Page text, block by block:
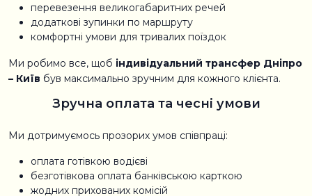
перевезення великогабаритних речей
додаткові зупинки по маршруту
комфортні умови для тривалих поїздок
Ми робимо все, щоб індивідуальний трансфер Дніпро
– Київ був максимально зручним для кожного клієнта.
Зручна оплата та чесні умови
Ми дотримуємось прозорих умов співпраці:
оплата готівкою водієві
безготівкова оплата банківською карткою
жодних прихованих комісій